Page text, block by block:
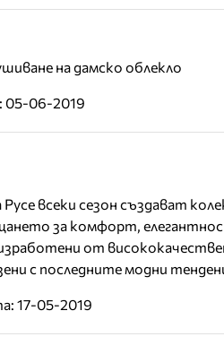
на дамско облекло
05-06-2019
всеки сезон създават
за комфорт,
от
с последните модни
17-05-2019